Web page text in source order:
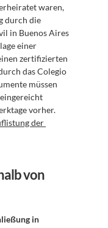
waren,
durch die
in Buenos Aires
einer
zertifizierten
das Colegio
müssen
der
von
in